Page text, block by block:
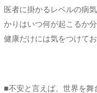
医者に掛かるレベルの病
かりはいつ何が起こるか
健康だけには気をつけてお
■不安と言えば、世界を舞